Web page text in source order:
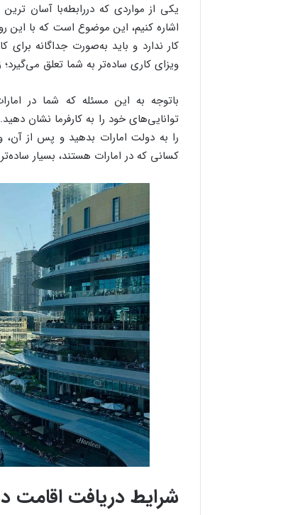
یکی از مواردی که دررابطه‌با آسان
اشاره کنیم، این موضوع است که با این
کار ندارد و باید به‌صورت جداگانه
ویزای کاری ساده‌تر به شما تعلق
باتوجه به این مسئله که شما در
توانایی‌های خود را به کارفرما نشان
را به دولت امارات بدهید و پس از آن،
کسانی که در امارات هستند، بسیار
شرایط دریافت